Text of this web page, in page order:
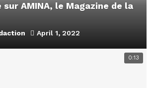
sur AMINA, le Magazine de la
April 1, 2022
0:13